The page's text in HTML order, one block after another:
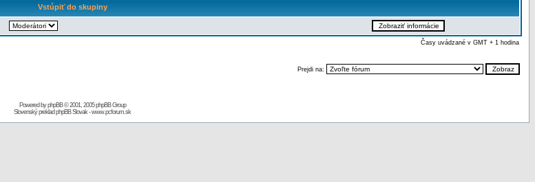
Vstúpiť do skupiny
Časy uvádzané v GMT + 1 hodina
Prejdi na:
Powered byphpBB© 2001, 2005 phpBB Group
Slovenský preklad phpBB Slovak-www.pcforum.sk